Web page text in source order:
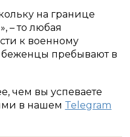
на границе
– то любая
к военному
беженцы пребывают в
чем вы успеваете
в нашем Telegram